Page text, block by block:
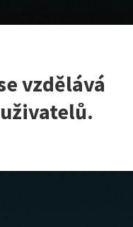
vzdělává
uživatelů.